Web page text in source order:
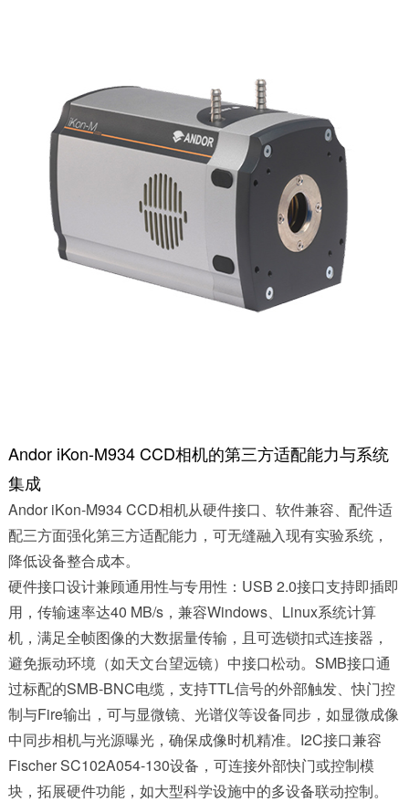
Andor iKon-M934 CCD相机的第三方适配能力与系统
集成
Andor iKon-M934 CCD相机从硬件接口、软件兼容、配件适
配三方面强化第三方适配能力，可无缝融入现有实验系统，
降低设备整合成本。
硬件接口设计兼顾通用性与专用性：USB 2.0接口支持即插即
用，传输速率达40 MB/s，兼容Windows、Linux系统计算
机，满足全帧图像的大数据量传输，且可选锁扣式连接器，
避免振动环境（如天文台望远镜）中接口松动。SMB接口通
过标配的SMB-BNC电缆，支持TTL信号的外部触发、快门控
制与Fire输出，可与显微镜、光谱仪等设备同步，如显微成像
中同步相机与光源曝光，确保成像时机精准。I2C接口兼容
Fischer SC102A054-130设备，可连接外部快门或控制模
块，拓展硬件功能，如大型科学设施中的多设备联动控制。